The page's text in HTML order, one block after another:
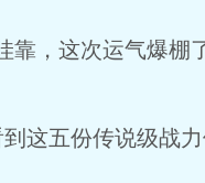
靠，这次运气爆棚
这五份传说级战